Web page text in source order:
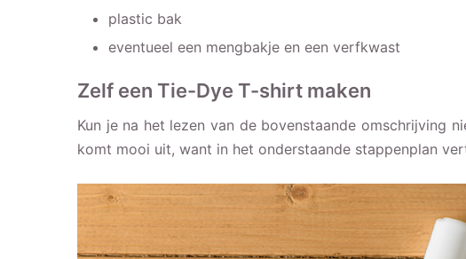
plastic bak
eventueel een mengbakje en een verfkwast
Zelf een Tie-Dye T-shirt maken
Kun je na het lezen van de bovenstaande omschrijving
komt mooi uit, want in het onderstaande stappenplan